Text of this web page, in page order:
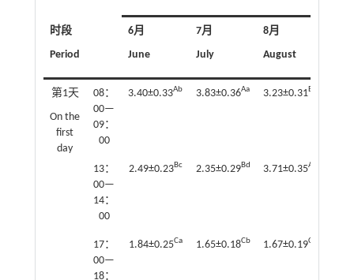
时段
Period
6月
June
7月
July
8月
August
第1天
On the
first
day
08：
00—
09：
00
3.40±0.33Ab 3.83±0.36Aa 3.23±0.31Bc
13：
00—
14：
00
2.49±0.23Bc 2.35±0.29Bd 3.71±0.35Ab
17：
00—
18：
1.84±0.25Ca 1.65±0.18Cb 1.67±0.19Cb